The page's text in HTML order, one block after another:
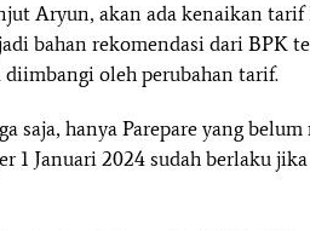
Aryun, akan ada kenaikan tarif
bahan rekomendasi dari BPK
diimbangi oleh perubahan tarif.
saja, hanya Parepare yang
1 Januari 2024 sudah berlaku